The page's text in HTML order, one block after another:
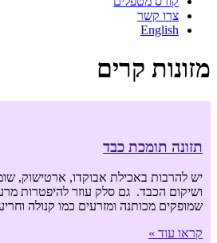
צרו קשר
English
מזונות קרים
תזונה תומכת כבד
יש להרבות באכילת אבוקדו, ארטישוק,
ושיקום הכבד. גם סלק עוזר להיפטרות
שמופקים מכותנה ומזרעים כמו קנולה
קראו עוד »